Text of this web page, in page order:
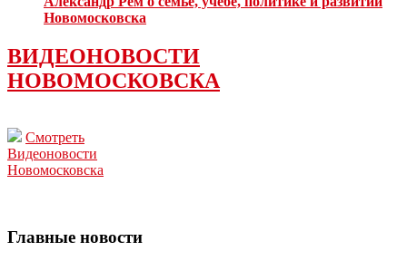
Новомосковска
ВИДЕОНОВОСТИ
НОВОМОСКОВСКА
Смотреть
Видеоновости
Новомосковска
Главные новости